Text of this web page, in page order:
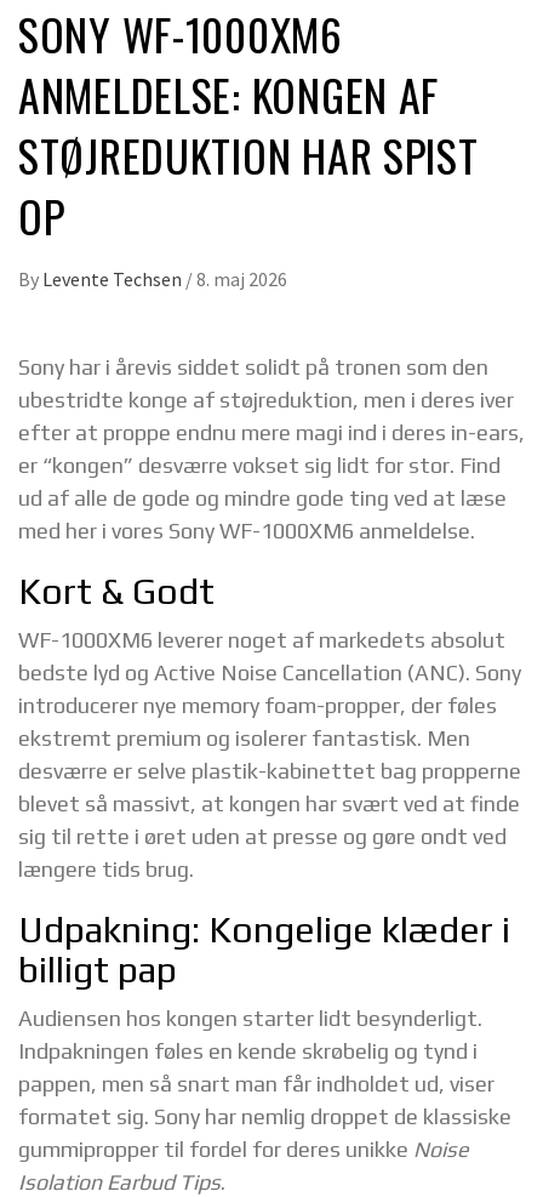
SONY WF-1000XM6
ANMELDELSE: KONGEN AF
STØJREDUKTION HAR SPIST
OP
By Levente Techsen /8. maj 2026
Sony har i årevis siddet solidt på tronen som den
ubestridte konge af støjreduktion, men i deres iver
efter at proppe endnu mere magi ind i deres in-ears,
er “kongen” desværre vokset sig lidt for stor. Find
ud af alle de gode og mindre gode ting ved at læse
med her i vores Sony WF-1000XM6 anmeldelse.
Kort & Godt
WF-1000XM6 leverer noget af markedets absolut
bedste lyd og Active Noise Cancellation (ANC). Sony
introducerer nye memory foam-propper, der føles
ekstremt premium og isolerer fantastisk. Men
desværre er selve plastik-kabinettet bag propperne
blevet så massivt, at kongen har svært ved at finde
sig til rette i øret uden at presse og gøre ondt ved
længere tids brug.
Udpakning: Kongelige klæder i
billigt pap
Audiensen hos kongen starter lidt besynderligt.
Indpakningen føles en kende skrøbelig og tynd i
pappen, men så snart man får indholdet ud, viser
formatet sig. Sony har nemlig droppet de klassiske
gummipropper til fordel for deres unikke Noise
Isolation Earbud Tips.